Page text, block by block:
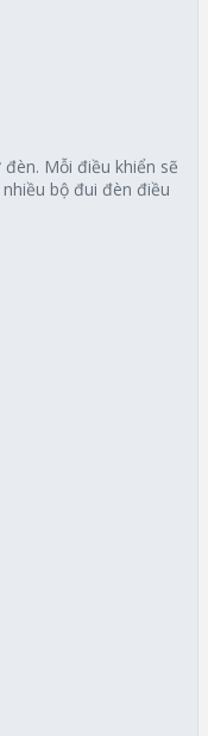
Mỗi điều khiển sẽ
bộ đui đèn điều